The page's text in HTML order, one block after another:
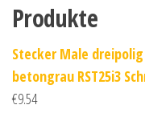
Produkte
Stecker Male
betongrau RST25i3
€9.54